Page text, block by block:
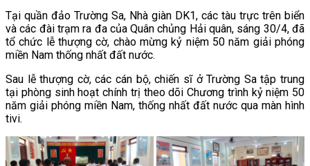
Tại quần đảo Trường Sa, Nhà giàn DK1, các tàu trực trên biển
và các đài trạm ra đa của Quân chủng Hải quân, sáng 30/4, đã
tổ chức lễ thượng cờ, chào mừng kỷ niệm 50 năm giải phóng
miền Nam thống nhất đất nước.
Sau lễ thượng cờ, các cán bộ, chiến sĩ ở Trường Sa tập trung
tại phòng sinh hoạt chính trị theo dõi Chương trình kỷ niệm 50
năm giải phóng miền Nam, thống nhất đất nước qua màn hình
tivi.